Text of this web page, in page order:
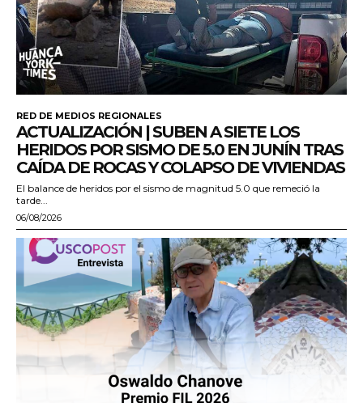
RED DE MEDIOS REGIONALES
ACTUALIZACIÓN | SUBEN A SIETE LOS
HERIDOS POR SISMO DE 5.0 EN JUNÍN TRAS
CAÍDA DE ROCAS Y COLAPSO DE VIVIENDAS
El balance de heridos por el sismo de magnitud 5.0 que remeció la
tarde...
06/08/2026